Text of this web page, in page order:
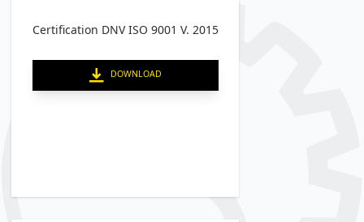
Certification DNV ISO 9001 V. 2015
DOWNLOAD